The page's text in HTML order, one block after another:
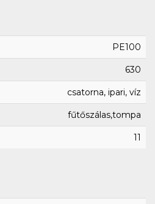
PE100
630
csatorna, ipari, víz
fűtőszálas,tompa
11